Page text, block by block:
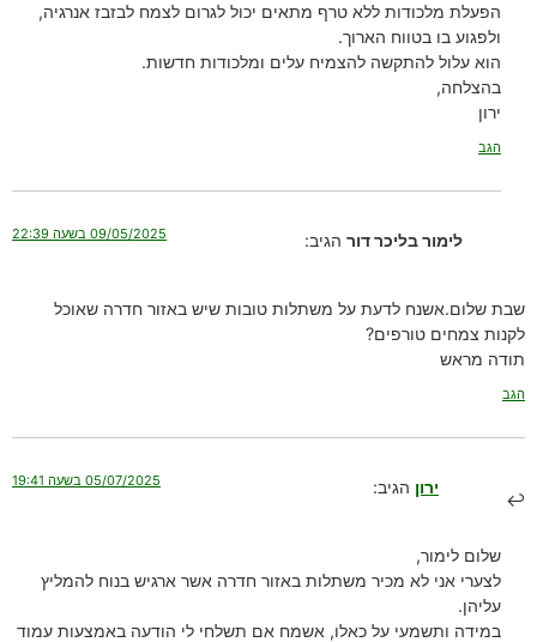
הפעלת מלכודות ללא טרף מתאים יכול לגרום לצמח לבזבז אנרגיה,
ולפגוע בו בטווח הארוך.
הוא עלול להתקשה להצמיח עלים ומלכודות חדשות.
בהצלחה,
ירון
הגב
לימור בליכר דור הגיב: 09/05/2025 בשעה 22:39
שבת שלום.אשנח לדעת על משתלות טובות שיש באזור חדרה שאוכל
לקנות צמחים טורפים?
תודה מראש
הגב
ירון הגיב: 05/07/2025 בשעה 19:41
שלום לימור,
לצערי אני לא מכיר משתלות באזור חדרה אשר ארגיש בנוח להמליץ
עליהן.
במידה ותשמעי על כאלו, אשמח אם תשלחי לי הודעה באמצעות עמוד